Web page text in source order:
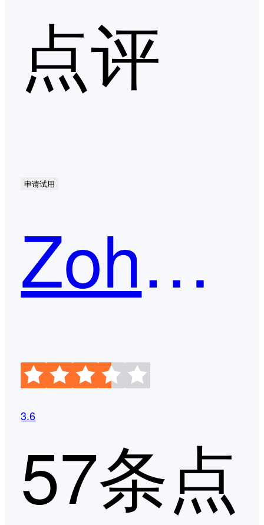
点评
申请试用
Zoho CRM
3.6
57条点